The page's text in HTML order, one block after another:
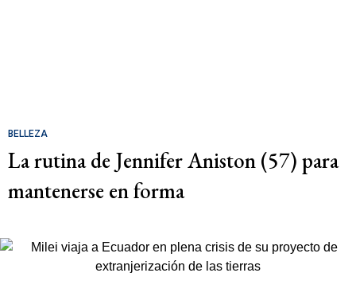
BELLEZA
La rutina de Jennifer Aniston (57) para
mantenerse en forma